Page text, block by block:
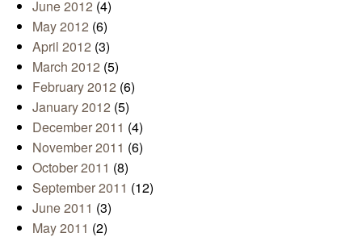
June 2012 (4)
May 2012 (6)
April 2012 (3)
March 2012 (5)
February 2012 (6)
January 2012 (5)
December 2011 (4)
November 2011 (6)
October 2011 (8)
September 2011 (12)
June 2011 (3)
May 2011 (2)